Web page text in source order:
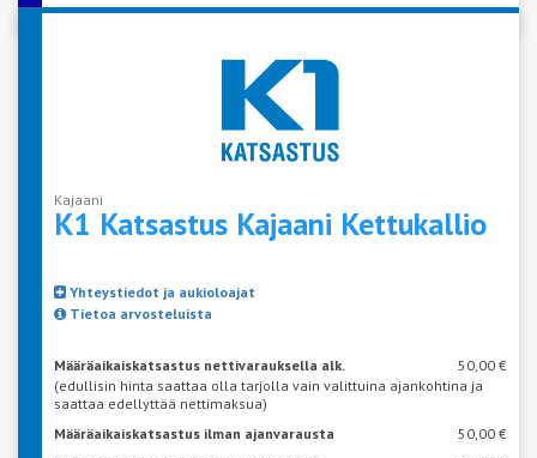
Kajaani
K1 Katsastus Kajaani Kettukallio
Yhteystiedot ja aukioloajat
Tietoa arvosteluista
Määräaikaiskatsastus nettivarauksella alk.
50,00 €
(edullisin hinta saattaa olla tarjolla vain valittuina ajankohtina ja
saattaa edellyttää nettimaksua)
Määräaikaiskatsastus ilman ajanvarausta
50,00 €